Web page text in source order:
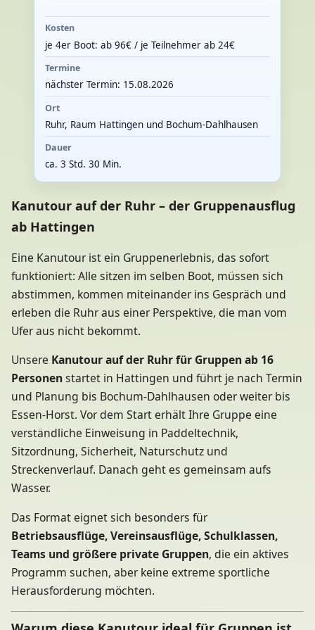
Kanutour auf der Ruhr – der Gruppenausflug
ab Hattingen
Eine Kanutour ist ein Gruppenerlebnis, das sofort
funktioniert: Alle sitzen im selben Boot, müssen sich
abstimmen, kommen miteinander ins Gespräch und
erleben die Ruhr aus einer Perspektive, die man vom
Ufer aus nicht bekommt.
Unsere Kanutour auf der Ruhr für Gruppen ab 16
Personenstartet in Hattingen und führt je nach Termin
und Planung bis Bochum-Dahlhausen oder weiter bis
Essen-Horst. Vor dem Start erhält Ihre Gruppe eine
verständliche Einweisung in Paddeltechnik,
Sitzordnung, Sicherheit, Naturschutz und
Streckenverlauf. Danach geht es gemeinsam aufs
Wasser.
Das Format eignet sich besonders für
Betriebsausflüge, Vereinsausflüge, Schulklassen,
Teams und größere private Gruppen, die ein aktives
Programm suchen, aber keine extreme sportliche
Herausforderung möchten.
Kosten
je 4er Boot: ab 96€ / je Teilnehmer ab 24€
Termine
nächster Termin: 15.08.2026
Ort
Ruhr, Raum Hattingen und Bochum-Dahlhausen
Dauer
ca. 3 Std. 30 Min.